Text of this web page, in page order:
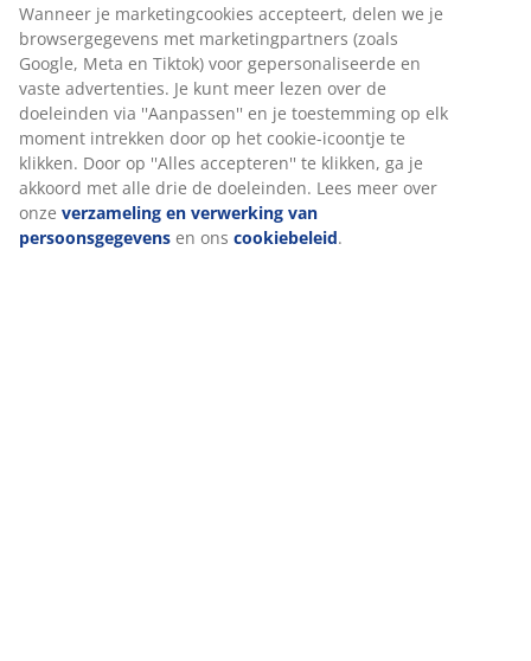
Levering
Wanneer je marketingcookies accepteert, delen we je
browsergegevens met marketingpartners (zoals
Google, Meta en Tiktok) voor gepersonaliseerde en
vaste advertenties. Je kunt meer lezen over de
doeleinden via ''Aanpassen'' en je toestemming op elk
moment intrekken door op het cookie-icoontje te
klikken. Door op ''Alles accepteren'' te klikken, ga je
akkoord met alle drie de doeleinden. Lees meer over
onze verzameling en verwerking van
persoonsgegevens en ons cookiebeleid.